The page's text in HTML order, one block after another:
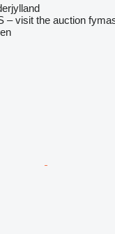
– visit the auction